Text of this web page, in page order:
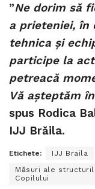
”Ne dorim să
a prieteniei, în
tehnica și
participe la
petreacă
Vă așteptăm
spus Rodica
IJJ Brăila.
Etichete: IJJ Braila
Măsuri ale
Copilului